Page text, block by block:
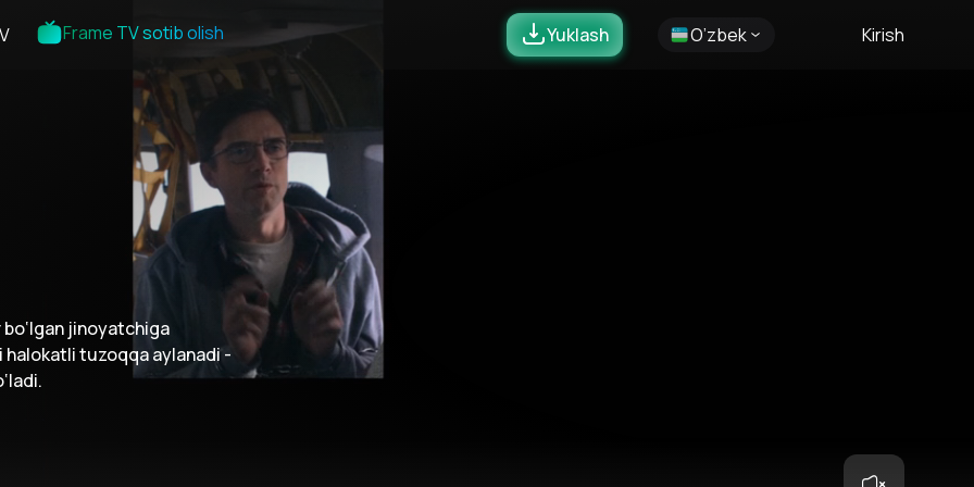
Frame TV sotib olish Yuklash O’zbek Kirish
jinoyatchiga
halokatli tuzoqqa aylanadi -